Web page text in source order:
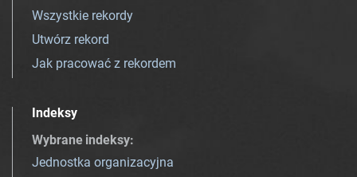
Wszystkie rekordy
Utwórz rekord
Jak pracować z rekordem
Indeksy
Wybrane indeksy:
Jednostka organizacyjna